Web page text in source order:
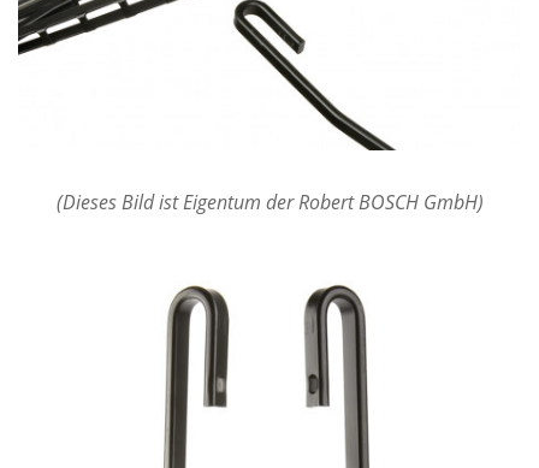
(Dieses Bild ist Eigentum der Robert BOSCH GmbH)